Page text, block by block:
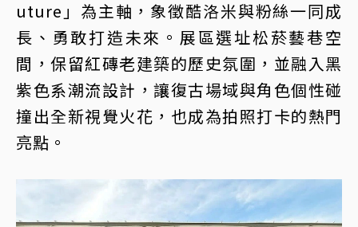
uture」為主軸，象徵酷洛米與粉絲一同成
長、勇敢打造未來。展區選址松菸藝巷空
間，保留紅磚老建築的歷史氛圍，並融入黑
紫色系潮流設計，讓復古場域與角色個性碰
撞出全新視覺火花，也成為拍照打卡的熱門
亮點。